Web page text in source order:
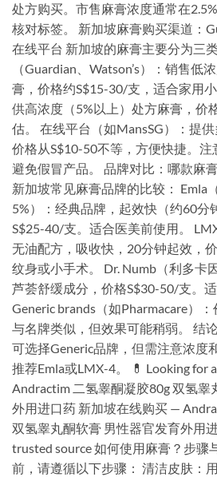
处方购买。市售麻膏浓度通常在
核对标签。 新加坡麻膏购买渠道：
在线平台 新加坡的麻膏主要分为三
（Guardian、Watson’s）：销售低
膏，价格约S$15-30/支，适合家用
供高浓度（5%以上）处方麻膏，价
估。 在线平台（如MansSG）：提
价格从S$10-50不等，方便快捷。注
避免假冒产品。 品牌对比：哪款麻
新加坡常见麻膏品牌的比较： Emla
5%）：经典品牌，起效快（约60分
S$25-40/支。适合医美前使用。
无油配方，吸收快，20分钟起效，
纹身或小手术。 Dr. Numb（利多卡
芦荟舒缓成分，价格S$30-50/支。适
Generic brands（如Pharmacare）
与名牌类似，但效果可能稍弱。 结
可选择Generic品牌，但需注意浓度
推荐Emla或LMX-4。 💊 Looking for
Andractim 二氢睾酮凝胶80g 双氢睾
外用进口药 新加坡在线购买 —
双氢睾丸酮软膏 男性器官发育外用
trusted source 如何使用麻膏？步骤
前，请遵循以下步骤： 清洁皮肤：